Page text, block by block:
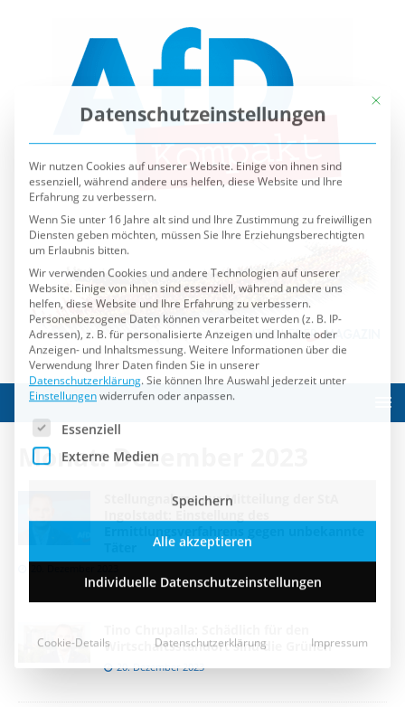
Monat:Dezember 2023
Stellungnahme zur Mitteilung der StA
Ingolstadt: Einstellung des
Wirtschaftsstandort sind die Grünen
20. Dezember 2023
Datenschutzeinstellungen
essenziell, während andere uns helfen, diese Website und Ihre
Erfahrung zu verbessern.
Wenn Sie unter 16 Jahre alt sind und Ihre Zustimmung zu freiwilligen
Diensten geben möchten, müssen Sie Ihre Erziehungsberechtigten
um Erlaubnis bitten.
Wir verwenden Cookies und andere Technologien auf unserer
Website. Einige von ihnen sind essenziell, während andere uns
helfen, diese Website und Ihre Erfahrung zu verbessern.
Personenbezogene Daten können verarbeitet werden (z. B. IP-
Anzeigen- und Inhaltsmessung.Weitere Informationen über die
Verwendung Ihrer Daten finden Sie in unserer
Datenschutzerklärung.Sie können Ihre Auswahl jederzeit unter
Einstellungenwiderrufen oder anpassen.
Es folgt eine Liste der Service-Gruppen, für die eine
Essenziell
Externe Medien
Individuelle Datenschutzeinstellungen